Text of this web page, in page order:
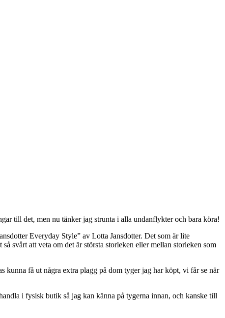
till det, men nu tänker jag strunta i alla undanflykter och bara köra!
Everyday Style” av Lotta Jansdotter. Det som är lite
svårt att veta om det är största storleken eller mellan storleken som
kunna få ut några extra plagg på dom tyger jag har köpt, vi får se när
i fysisk butik så jag kan känna på tygerna innan, och kanske till